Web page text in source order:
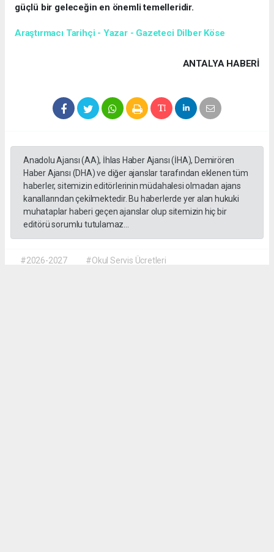
güçlü bir geleceğin en önemli temelleridir.
Araştırmacı Tarihçi - Yazar - Gazeteci Dilber Köse
ANTALYA HABERİ
Anadolu Ajansı (AA), İhlas Haber Ajansı (İHA), Demirören
Haber Ajansı (DHA) ve diğer ajanslar tarafından eklenen tüm
haberler, sitemizin editörlerinin müdahalesi olmadan ajans
kanallarından çekilmektedir. Bu haberlerde yer alan hukuki
muhataplar haberi geçen ajanslar olup sitemizin hiç bir
editörü sorumlu tutulamaz...
#2026-2027
#Okul Servis Ücretleri